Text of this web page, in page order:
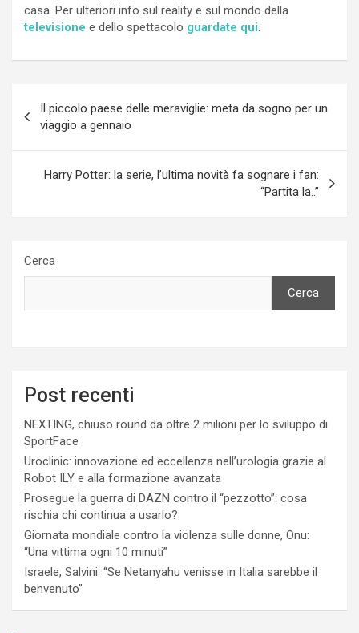
casa. Per ulteriori info sul reality e sul mondo della
televisione e dello spettacolo guardate qui.
articoli
Il piccolo paese delle meraviglie: meta da sogno per un
viaggio a gennaio
Harry Potter: la serie, l’ultima novità fa sognare i fan:
“Partita la..”
Cerca
Cerca
Post recenti
NEXTING, chiuso round da oltre 2 milioni per lo sviluppo di
SportFace
Uroclinic: innovazione ed eccellenza nell’urologia grazie al
Robot ILY e alla formazione avanzata
Prosegue la guerra di DAZN contro il “pezzotto”: cosa
rischia chi continua a usarlo?
Giornata mondiale contro la violenza sulle donne, Onu:
“Una vittima ogni 10 minuti”
Israele, Salvini: “Se Netanyahu venisse in Italia sarebbe il
benvenuto”